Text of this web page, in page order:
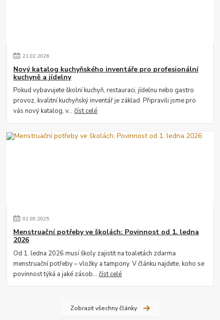
21.02.2026
Nový katalog kuchyňského inventáře pro profesionální
kuchyně a jídelny
Pokud vybavujete školní kuchyň, restauraci, jídelnu nebo gastro
provoz, kvalitní kuchyňský inventář je základ. Připravili jsme pro
vás nový katalog, v...číst celé
02.09.2025
Menstruační potřeby ve školách: Povinnost od 1. ledna
2026
Od 1. ledna 2026 musí školy zajistit na toaletách zdarma
menstruační potřeby – vložky a tampony. V článku najdete, koho se
povinnost týká a jaké zásob...číst celé
Zobrazit všechny články